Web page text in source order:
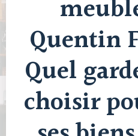
Quentin
Quel
choisir